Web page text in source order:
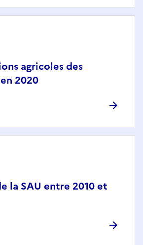
agricoles des
2020
la SAU entre 2010 et